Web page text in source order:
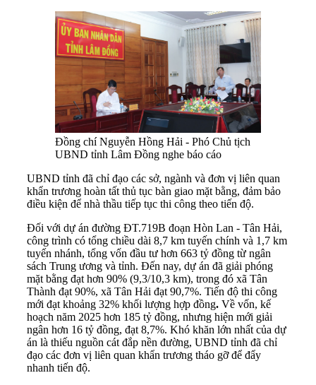
Đồng chí Nguyễn Hồng Hải - Phó Chủ tịch
UBND tỉnh Lâm Đồng nghe báo cáo
UBND tỉnh đã chỉ đạo các sở, ngành và đơn vị liên quan
khẩn trương hoàn tất thủ tục bàn giao mặt bằng, đảm bảo
điều kiện để nhà thầu tiếp tục thi công theo tiến độ.
Đối với dự án đường ĐT.719B đoạn Hòn Lan - Tân Hải,
công trình có tổng chiều dài 8,7 km tuyến chính và 1,7 km
tuyến nhánh, tổng vốn đầu tư hơn 663 tỷ đồng từ ngân
sách Trung ương và tỉnh. Đến nay, dự án đã giải phóng
mặt bằng đạt hơn 90% (9,3/10,3 km), trong đó xã Tân
Thành đạt 90%, xã Tân Hải đạt 90,7%. Tiến độ thi công
mới đạt khoảng 32% khối lượng hợp đồng. Về vốn, kế
hoạch năm 2025 hơn 185 tỷ đồng, nhưng hiện mới giải
ngân hơn 16 tỷ đồng, đạt 8,7%. Khó khăn lớn nhất của dự
án là thiếu nguồn cát đắp nền đường, UBND tỉnh đã chỉ
đạo các đơn vị liên quan khẩn trương tháo gỡ để đẩy
nhanh tiến độ.